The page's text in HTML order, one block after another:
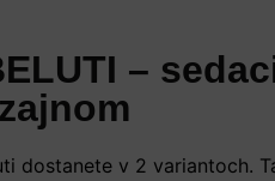
–
dostanete v 2 variantoch.